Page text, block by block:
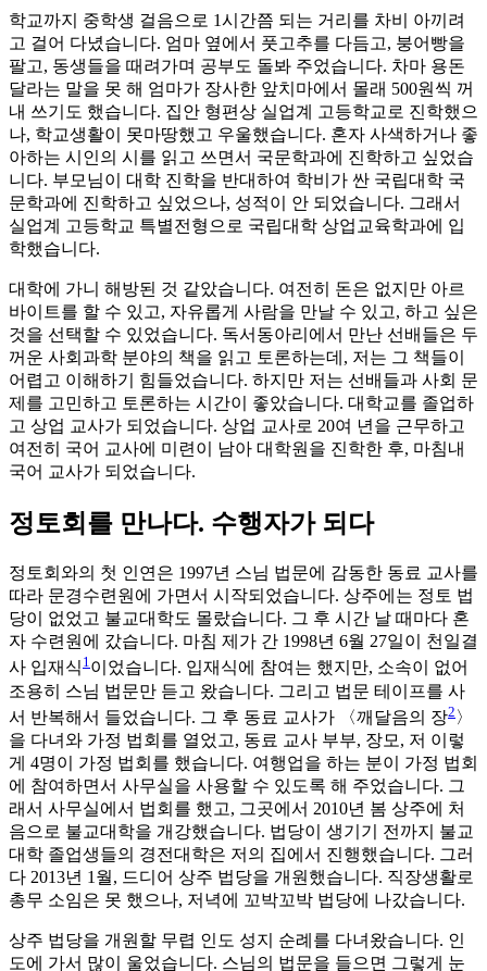
학교까지 중학생 걸음으로 1시간쯤 되는 거리를 차비 아끼려
고 걸어 다녔습니다. 엄마 옆에서 풋고추를 다듬고, 붕어빵을
팔고, 동생들을 때려가며 공부도 돌봐 주었습니다. 차마 용돈
달라는 말을 못 해 엄마가 장사한 앞치마에서 몰래 500원씩 꺼
내 쓰기도 했습니다. 집안 형편상 실업계 고등학교로 진학했으
나, 학교생활이 못마땅했고 우울했습니다. 혼자 사색하거나 좋
아하는 시인의 시를 읽고 쓰면서 국문학과에 진학하고 싶었습
니다. 부모님이 대학 진학을 반대하여 학비가 싼 국립대학 국
문학과에 진학하고 싶었으나, 성적이 안 되었습니다. 그래서
실업계 고등학교 특별전형으로 국립대학 상업교육학과에 입
학했습니다.
대학에 가니 해방된 것 같았습니다. 여전히 돈은 없지만 아르
바이트를 할 수 있고, 자유롭게 사람을 만날 수 있고, 하고 싶은
것을 선택할 수 있었습니다. 독서동아리에서 만난 선배들은 두
꺼운 사회과학 분야의 책을 읽고 토론하는데, 저는 그 책들이
어렵고 이해하기 힘들었습니다. 하지만 저는 선배들과 사회 문
제를 고민하고 토론하는 시간이 좋았습니다. 대학교를 졸업하
고 상업 교사가 되었습니다. 상업 교사로 20여 년을 근무하고
여전히 국어 교사에 미련이 남아 대학원을 진학한 후, 마침내
국어 교사가 되었습니다.
정토회를 만나다. 수행자가 되다
정토회와의 첫 인연은 1997년 스님 법문에 감동한 동료 교사를
따라 문경수련원에 가면서 시작되었습니다. 상주에는 정토 법
당이 없었고 불교대학도 몰랐습니다. 그 후 시간 날 때마다 혼
자 수련원에 갔습니다. 마침 제가 간 1998년 6월 27일이 천일결
사 입재식 1이었습니다. 입재식에 참여는 했지만, 소속이 없어
조용히 스님 법문만 듣고 왔습니다. 그리고 법문 테이프를 사
서 반복해서 들었습니다. 그 후 동료 교사가 〈깨달음의 장2 〉
을 다녀와 가정 법회를 열었고, 동료 교사 부부, 장모, 저 이렇
게 4명이 가정 법회를 했습니다. 여행업을 하는 분이 가정 법회
에 참여하면서 사무실을 사용할 수 있도록 해 주었습니다. 그
래서 사무실에서 법회를 했고, 그곳에서 2010년 봄 상주에 처
음으로 불교대학을 개강했습니다. 법당이 생기기 전까지 불교
대학 졸업생들의 경전대학은 저의 집에서 진행했습니다. 그러
다 2013년 1월, 드디어 상주 법당을 개원했습니다. 직장생활로
총무 소임은 못 했으나, 저녁에 꼬박꼬박 법당에 나갔습니다.
상주 법당을 개원할 무렵 인도 성지 순례를 다녀왔습니다. 인
도에 가서 많이 울었습니다. 스님의 법문을 들으면 그렇게 눈